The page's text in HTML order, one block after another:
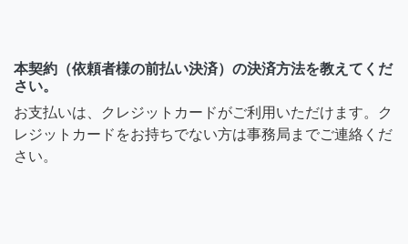
本契約（依頼者様の前払い決済）の決済方法を教えてくだ
さい。
お支払いは、クレジットカードがご利用いただけます。ク
レジットカードをお持ちでない方は事務局までご連絡くだ
さい。